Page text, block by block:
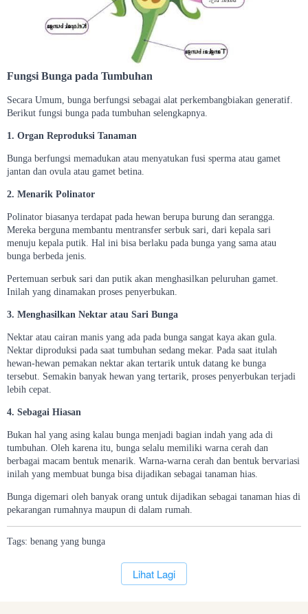
Fungsi Bunga pada Tumbuhan
Secara Umum, bunga berfungsi sebagai alat perkembangbiakan generatif.
Berikut fungsi bunga pada tumbuhan selengkapnya.
1. Organ Reproduksi Tanaman
Bunga berfungsi memadukan atau menyatukan fusi sperma atau gamet
jantan dan ovula atau gamet betina.
2. Menarik Polinator
Polinator biasanya terdapat pada hewan berupa burung dan serangga.
Mereka berguna membantu mentransfer serbuk sari, dari kepala sari
menuju kepala putik. Hal ini bisa berlaku pada bunga yang sama atau
bunga berbeda jenis.
Pertemuan serbuk sari dan putik akan menghasilkan peluruhan gamet.
Inilah yang dinamakan proses penyerbukan.
3. Menghasilkan Nektar atau Sari Bunga
Nektar atau cairan manis yang ada pada bunga sangat kaya akan gula.
Nektar diproduksi pada saat tumbuhan sedang mekar. Pada saat itulah
hewan-hewan pemakan nektar akan tertarik untuk datang ke bunga
tersebut. Semakin banyak hewan yang tertarik, proses penyerbukan terjadi
lebih cepat.
4. Sebagai Hiasan
Bukan hal yang asing kalau bunga menjadi bagian indah yang ada di
tumbuhan. Oleh karena itu, bunga selalu memiliki warna cerah dan
berbagai macam bentuk menarik. Warna-warna cerah dan bentuk bervariasi
inilah yang membuat bunga bisa dijadikan sebagai tanaman hias.
Bunga digemari oleh banyak orang untuk dijadikan sebagai tanaman hias di
pekarangan rumahnya maupun di dalam rumah.
Tags: benang yang bunga
`Lihat Lagi